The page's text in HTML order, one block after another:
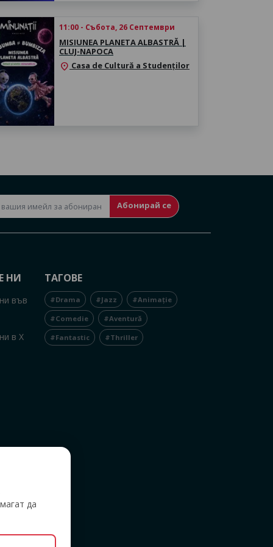
11:00 - Събота, 26 Септември
MISIUNEA PLANETA ALBASTRĂ |
CLUJ-NAPOCA
location_on Casa de Cultură a Studenților
Абонирай се
НИ
във
в X
ТАГОВЕ
#Drama #Jazz #Animație
#Comedie #Aventură
#Fantastic #Thriller
да